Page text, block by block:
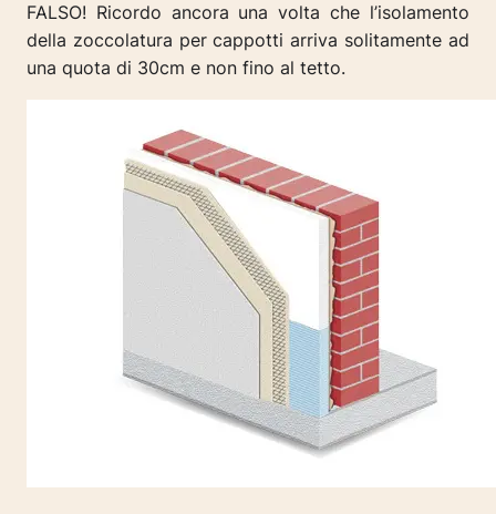
FALSO! Ricordo ancora una volta che l’isolamento
della zoccolatura per cappotti arriva solitamente ad
una quota di 30cm e non fino al tetto.